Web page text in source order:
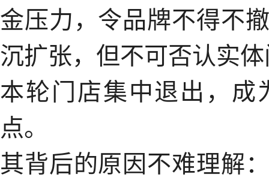
金压力，令品牌不得不
沉扩张，但不可否认实
本轮门店集中退出，
点。
其背后的原因不难理解